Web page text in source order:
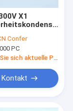
X1
Confer
PC
Holen Sie sich aktuelle Preis
Kontakt